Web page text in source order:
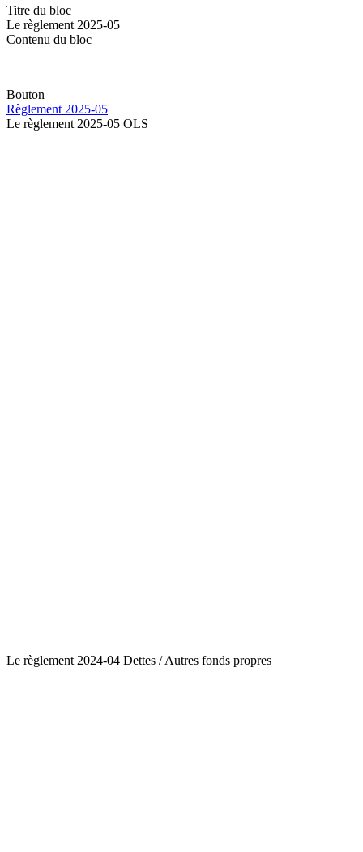
Titre du bloc
Le règlement 2025-05
Contenu du bloc
Bouton
Règlement 2025-05
Le règlement 2025-05 OLS
Le règlement 2024-04 Dettes / Autres fonds propres